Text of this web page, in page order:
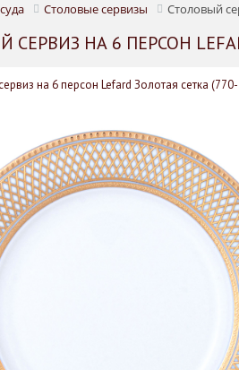
Столовые сервизы Столовый
СЕРВИЗ НА 6 ПЕРСОН